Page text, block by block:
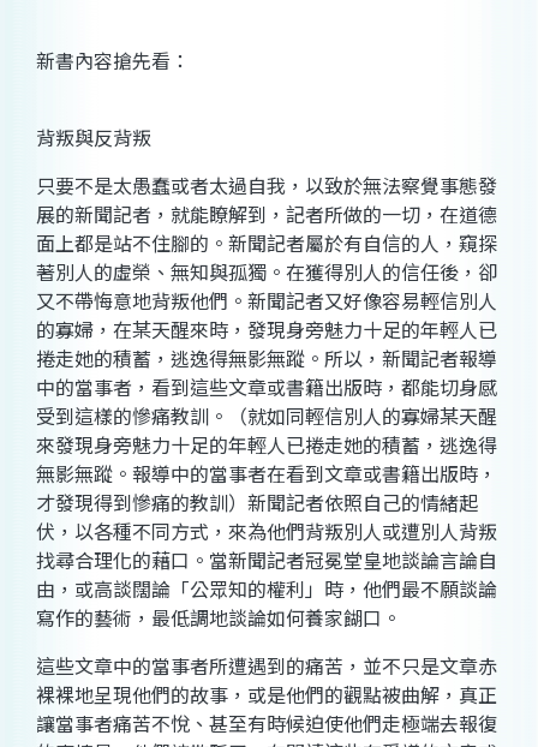
新書內容搶先看：
背叛與反背叛
只要不是太愚蠢或者太過自我，以致於無法察覺事態發
展的新聞記者，就能瞭解到，記者所做的一切，在道德
面上都是站不住腳的。新聞記者屬於有自信的人，窺探
著別人的虛榮、無知與孤獨。在獲得別人的信任後，卻
又不帶悔意地背叛他們。新聞記者又好像容易輕信別人
的寡婦，在某天醒來時，發現身旁魅力十足的年輕人已
捲走她的積蓄，逃逸得無影無蹤。所以，新聞記者報導
中的當事者，看到這些文章或書籍出版時，都能切身感
受到這樣的慘痛教訓。（就如同輕信別人的寡婦某天醒
來發現身旁魅力十足的年輕人已捲走她的積蓄，逃逸得
無影無蹤。報導中的當事者在看到文章或書籍出版時，
才發現得到慘痛的教訓）新聞記者依照自己的情緒起
伏，以各種不同方式，來為他們背叛別人或遭別人背叛
找尋合理化的藉口。當新聞記者冠冕堂皇地談論言論自
由，或高談闊論「公眾知的權利」時，他們最不願談論
寫作的藝術，最低調地談論如何養家餬口。
這些文章中的當事者所遭遇到的痛苦，並不只是文章赤
裸裸地呈現他們的故事，或是他們的觀點被曲解，真正
讓當事者痛苦不悅、甚至有時候迫使他們走極端去報復